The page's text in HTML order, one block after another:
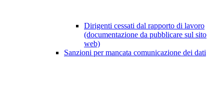
Dirigenti cessati dal rapporto di lavoro
(documentazione da pubblicare sul sito
web)
Sanzioni per mancata comunicazione dei dati